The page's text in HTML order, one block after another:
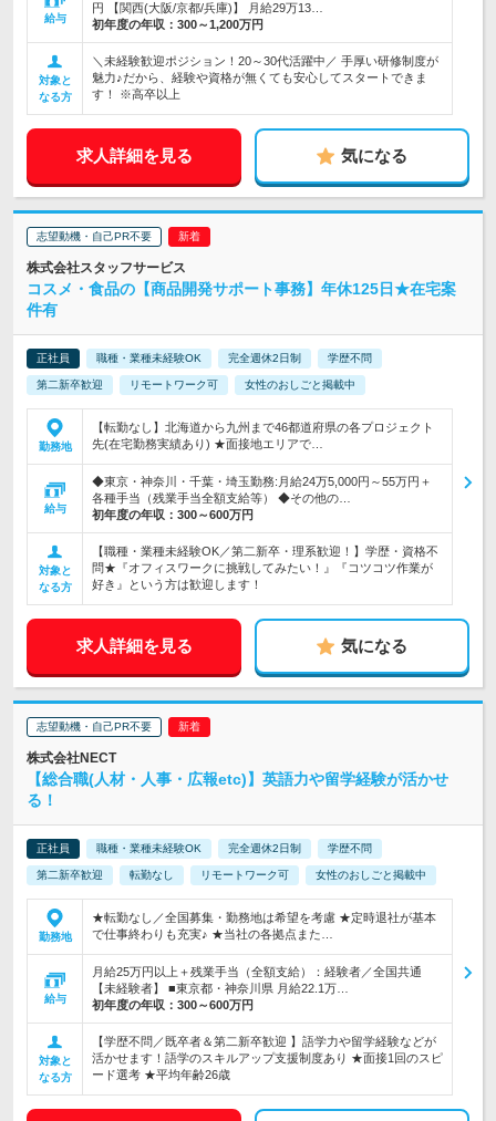
給与
円 【関西(大阪/京都/兵庫)】 月給29万13…
初年度の年収： 300～1,200万円
対象と
なる方
＼未経験歓迎ポジション！20～30代活躍中／ 手厚い研修制度が
魅力♪だから、経験や資格が無くても安心してスタートできま
す！ ※高卒以上
求人詳細を見る 気になる
志望動機・自己PR不要
株式会社スタッフサービス
コスメ・食品の【商品開発サポート事務】年休125日★在宅案
件有
正社員 職種・業種未経験OK 完全週休2日制 学歴不問
第二新卒歓迎 リモートワーク可 女性のおしごと掲載中
勤務地
【転勤なし】北海道から九州まで46都道府県の各プロジェクト
先(在宅勤務実績あり) ★面接地エリアで…
給与
◆東京・神奈川・千葉・埼玉勤務:月給24万5,000円～55万円＋
各種手当（残業手当全額支給等） ◆その他の…
初年度の年収： 300～600万円
対象と
なる方
【職種・業種未経験OK／第二新卒・理系歓迎！】学歴・資格不
問★『オフィスワークに挑戦してみたい！』『コツコツ作業が
好き』という方は歓迎します！
求人詳細を見る 気になる
志望動機・自己PR不要
株式会社NECT
【総合職(人材・人事・広報etc)】英語力や留学経験が活かせ
る！
正社員 職種・業種未経験OK 完全週休2日制 学歴不問
第二新卒歓迎 転勤なし リモートワーク可 女性のおしごと掲載中
勤務地
★転勤なし／全国募集・勤務地は希望を考慮 ★定時退社が基本
で仕事終わりも充実♪ ★当社の各拠点また…
給与
月給25万円以上＋残業手当（全額支給）：経験者／全国共通
【未経験者】 ■東京都・神奈川県 月給22.1万…
初年度の年収： 300～600万円
対象と
なる方
【学歴不問／既卒者＆第二新卒歓迎 】語学力や留学経験などが
活かせます！語学のスキルアップ支援制度あり ★面接1回のスピ
ード選考 ★平均年齢26歳